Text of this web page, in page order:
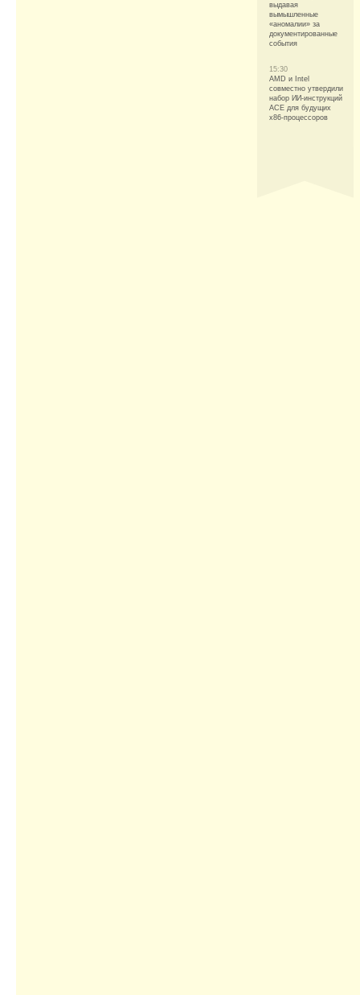
выдавая
вымышленные
«аномалии» за
документированные
события
15:30
AMD и Intel
совместно утвердили
набор ИИ-инструкций
ACE для будущих
x86-процессоров